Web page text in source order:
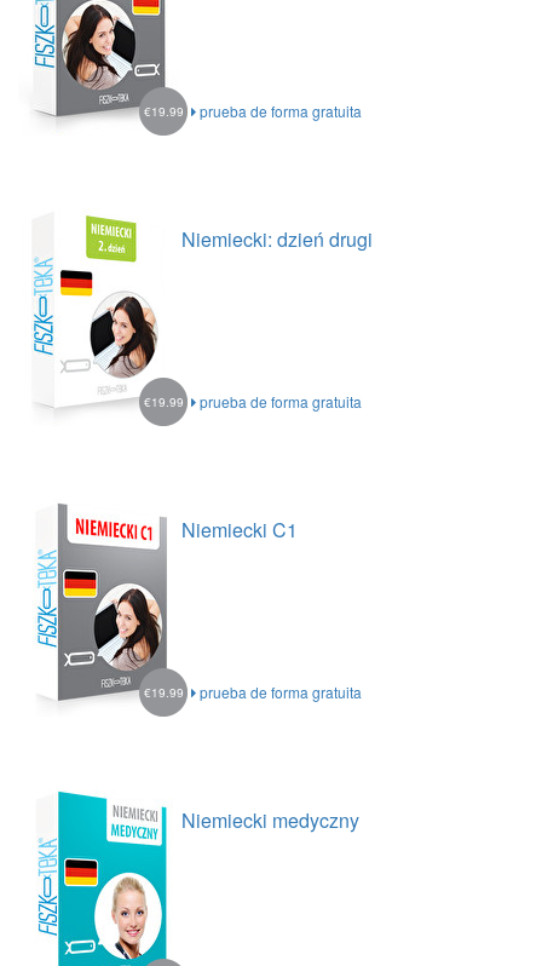
prueba de forma gratuita
€19.99
Niemiecki: dzień drugi
prueba de forma gratuita
€19.99
Niemiecki C1
prueba de forma gratuita
€19.99
Niemiecki medyczny